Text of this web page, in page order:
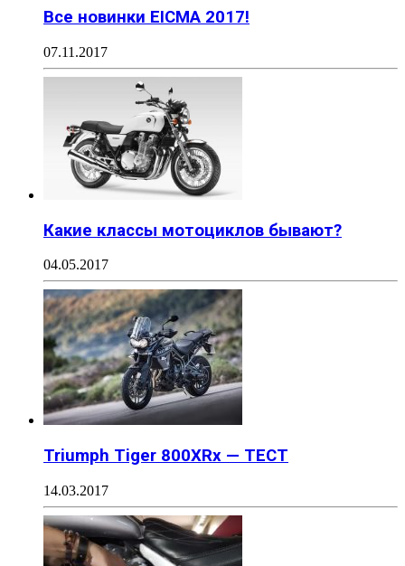
Все новинки EICMA 2017!
07.11.2017
Какие классы мотоциклов бывают?
04.05.2017
Triumph Tiger 800XRx — ТЕСТ
14.03.2017